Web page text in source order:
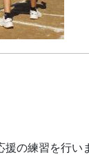
援の練習を行い